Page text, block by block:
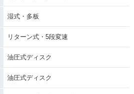
湿式・多板
リターン式・5段変速
油圧式ディスク
油圧式ディスク